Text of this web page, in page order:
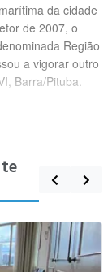
da cidade
de 2007, o
Região
a vigorar outro
Barra/Pituba.